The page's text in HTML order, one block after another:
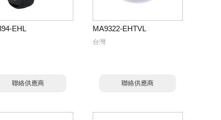
EHL
聯絡供應商
MA9322-EHTVL
台灣
聯絡供應商